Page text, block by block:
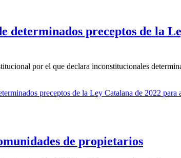
determinados preceptos de la
por el que declara inconstitucionales
preceptos de la Ley Catalana de 2022
de propietarios